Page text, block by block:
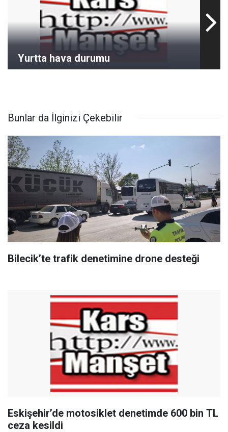
Yurtta hava durumu
Bunlar da İlginizi Çekebilir
Bilecik’te trafik denetimine drone desteği
Eskişehir’de motosiklet denetimde 600 bin TL
ceza kesildi